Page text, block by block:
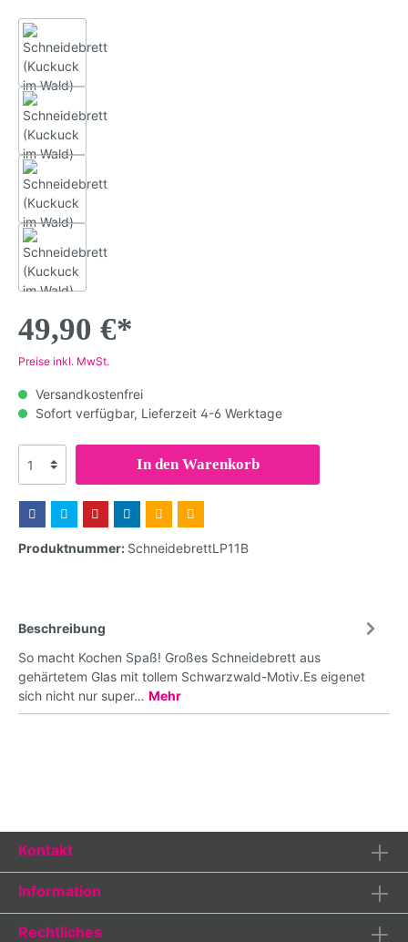
49,90 €*
Preise inkl. MwSt.
Versandkostenfrei
Sofort verfügbar, Lieferzeit 4-6 Werktage
In den Warenkorb
Produktnummer: SchneidebrettLP11B
Beschreibung
So macht Kochen Spaß! Großes Schneidebrett aus
gehärtetem Glas mit tollem Schwarzwald-Motiv.Es eigenet
sich nicht nur super… Mehr
Kontakt
Information
Rechtliches